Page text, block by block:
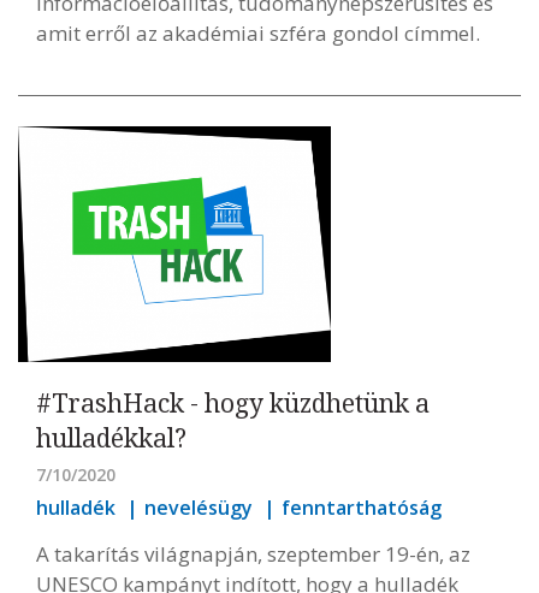
amit erről az akadémiai szféra gondol címmel.
#TrashHack - hogy küzdhetünk a
hulladékkal?
7/10/2020
hulladék nevelésügy fenntarthatóság
A takarítás világnapján, szeptember 19-én, az
UNESCO kampányt indított, hogy a hulladék